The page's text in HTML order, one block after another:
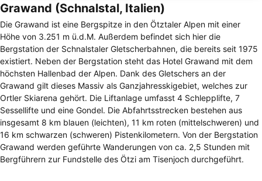
Grawand (Schnalstal, Italien)
Die Grawand ist eine Bergspitze in den Ötztaler Alpen mit einer
Höhe von 3.251 m ü.d.M. Außerdem befindet sich hier die
Bergstation der Schnalstaler Gletscherbahnen, die bereits seit 1975
existiert. Neben der Bergstation steht das Hotel Grawand mit dem
höchsten Hallenbad der Alpen. Dank des Gletschers an der
Grawand gilt dieses Massiv als Ganzjahresskigebiet, welches zur
Ortler Skiarena gehört. Die Liftanlage umfasst 4 Schlepplifte, 7
Sessellifte und eine Gondel. Die Abfahrtsstrecken bestehen aus
insgesamt 8 km blauen (leichten), 11 km roten (mittelschweren) und
16 km schwarzen (schweren) Pistenkilometern. Von der Bergstation
Grawand werden geführte Wanderungen von ca. 2,5 Stunden mit
Bergführern zur Fundstelle des Ötzi am Tisenjoch durchgeführt.